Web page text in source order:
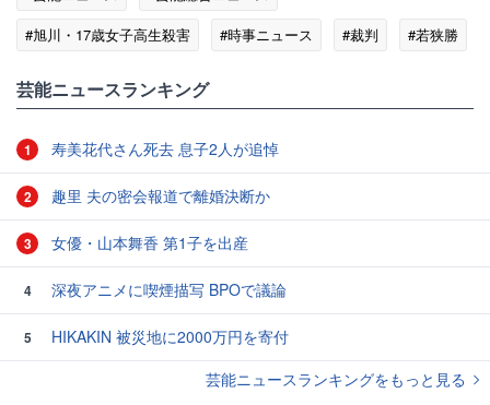
#旭川・17歳女子高生殺害
#時事ニュース #裁判 #若狭勝
芸能ニュースランキング
1 寿美花代さん死去 息子2人が追悼
2 趣里 夫の密会報道で離婚決断か
3 女優・山本舞香 第1子を出産
4 深夜アニメに喫煙描写 BPOで議論
5
HIKAKIN 被災地に2000万円を寄付
芸能ニュースランキングをもっと見る